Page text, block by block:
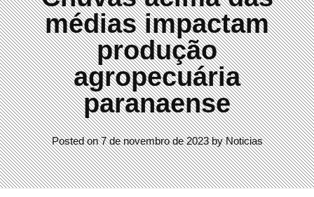
médias impactam
produção
agropecuária
paranaense
Posted on 7 de novembro de 2023 by Noticias